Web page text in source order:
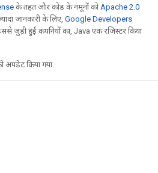
के तहत और कोड के नमूनों कोApache 2.0
जानकारी के लिए, Google Developers
जुड़ी हुई कंपनियों का, Java एक रजिस्टर किया
अपडेट किया गया.